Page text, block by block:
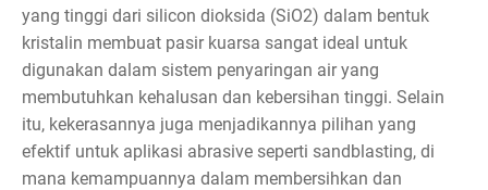
yang tinggi dari silicon dioksida (SiO2) dalam bentuk
kristalin membuat pasir kuarsa sangat ideal untuk
digunakan dalam sistem penyaringan air yang
membutuhkan kehalusan dan kebersihan tinggi. Selain
itu, kekerasannya juga menjadikannya pilihan yang
efektif untuk aplikasi abrasive seperti sandblasting, di
mana kemampuannya dalam membersihkan dan